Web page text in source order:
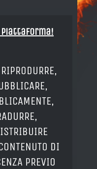
piattaforma!
DI
PREVIO